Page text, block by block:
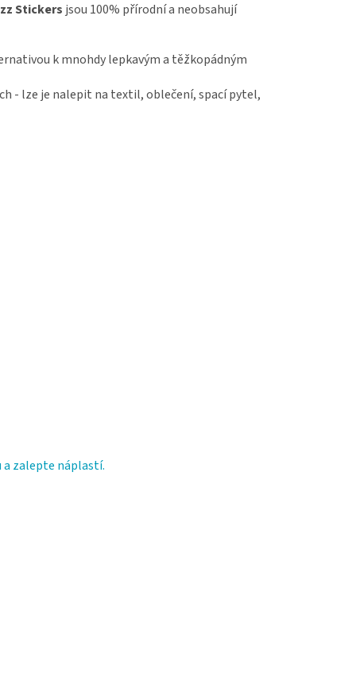
Stickers jsou 100% přírodní a neobsahují
k mnohdy lepkavým a těžkopádným
- lze je nalepit na textil, oblečení, spací pytel,
a zalepte náplastí.